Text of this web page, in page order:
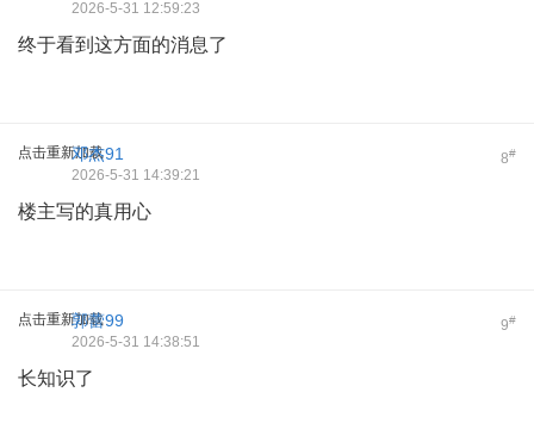
2026-5-31 12:59:23
终于看到这方面的消息了
点击重新加载 8#
邓杰91
2026-5-31 14:39:21
楼主写的真用心
点击重新加载 9#
郭蕾99
2026-5-31 14:38:51
长知识了